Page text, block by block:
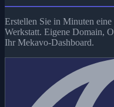
Erstellen Sie in Minuten
Werkstatt. Eigene Domain,
Ihr Mekavo-Dashboard.